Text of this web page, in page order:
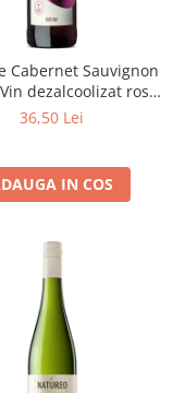
Cabernet Sauvignon
dezalcoolizat rosu
demisec
36,50 Lei
IN COS